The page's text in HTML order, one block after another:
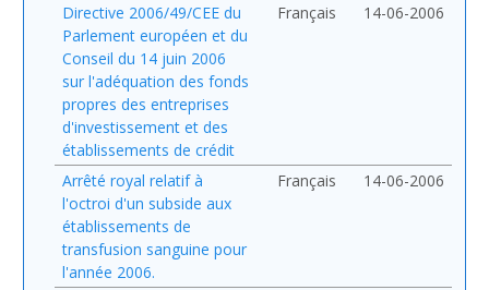
Directive 2006/49/CEE du
Parlement européen et du
Conseil du 14 juin 2006
sur l'adéquation des fonds
propres des entreprises
d'investissement et des
établissements de crédit
Français 14-06-2006
Arrêté royal relatif à
l'octroi d'un subside aux
établissements de
transfusion sanguine pour
l'année 2006.
Français 14-06-2006